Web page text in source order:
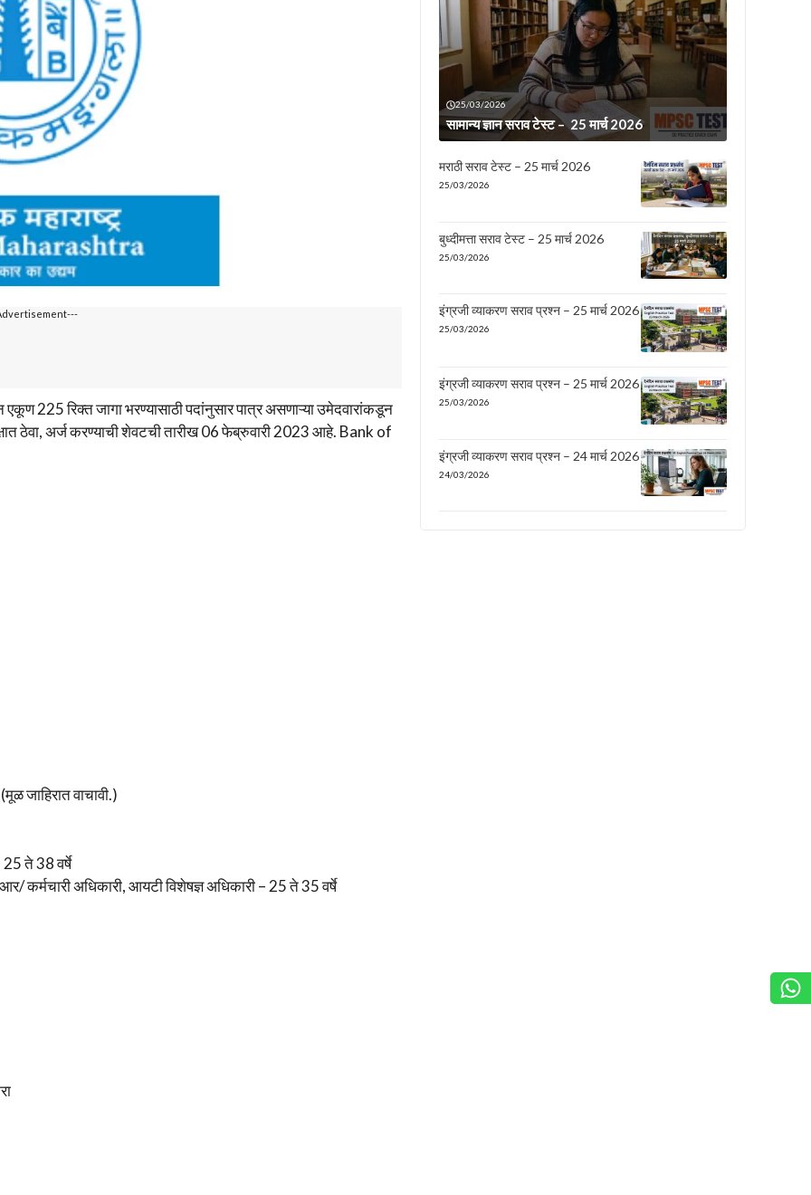
एकूण 225 रिक्त जागा भरण्यासाठी पदांनुसार पात्र असणाऱ्या उमेदवारांकडून
ठेवा, अर्ज करण्याची शेवटची तारीख 06 फेब्रुवारी 2023 आहे. Bank of
जाहिरात वाचावी.)
25 ते 38 वर्षे
कर्मचारी अधिकारी, आयटी विशेषज्ञ अधिकारी – 25 ते 35 वर्षे
25/03/2026
सामान्य ज्ञान सराव टेस्ट – 25 मार्च 2026
मराठी सराव टेस्ट – 25 मार्च 2026
25/03/2026
बुध्दीमत्ता सराव टेस्ट – 25 मार्च 2026
25/03/2026
इंग्रजी व्याकरण सराव प्रश्न – 25 मार्च 2026
25/03/2026
इंग्रजी व्याकरण सराव प्रश्न – 25 मार्च 2026
25/03/2026
इंग्रजी व्याकरण सराव प्रश्न – 24 मार्च 2026
24/03/2026